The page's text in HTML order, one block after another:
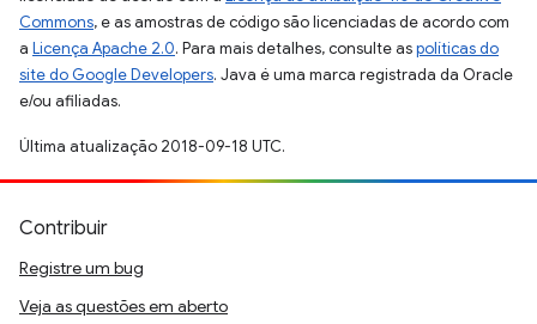
Commons, e as amostras de código são licenciadas de acordo com
a Licença Apache 2.0. Para mais detalhes, consulte aspolíticas do
site do Google Developers. Java é uma marca registrada da Oracle
e/ou afiliadas.
Última atualização 2018-09-18 UTC.
Contribuir
Registre um bug
Veja as questões em aberto